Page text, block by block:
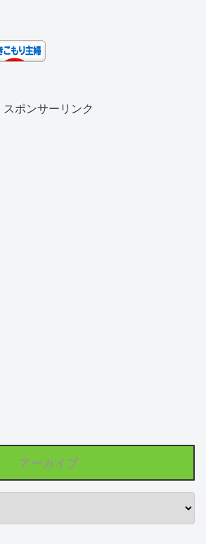
スポンサーリンク
アーカイブ